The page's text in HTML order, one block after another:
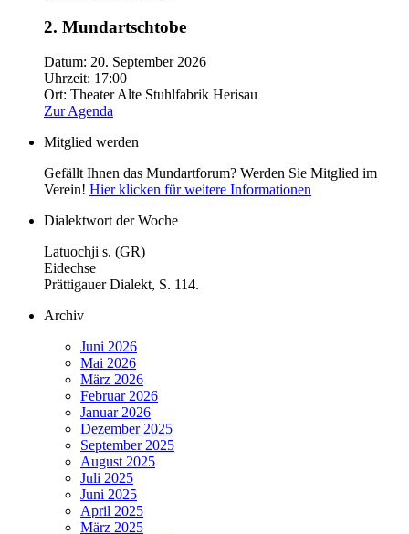
2. Mundartschtobe
Datum: 20. September 2026
Uhrzeit: 17:00
Ort: Theater Alte Stuhlfabrik Herisau
Zur Agenda
Mitglied werden
Gefällt Ihnen das Mundartforum? Werden Sie Mitglied im
Verein! Hier klicken für weitere Informationen
Dialektwort der Woche
Latuochji s. (GR)
Eidechse
Prättigauer Dialekt, S. 114.
Archiv
Juni 2026
Mai 2026
März 2026
Februar 2026
Januar 2026
Dezember 2025
September 2025
August 2025
Juli 2025
Juni 2025
April 2025
März 2025